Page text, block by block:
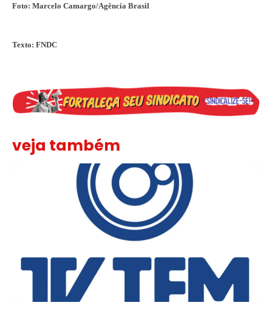
Foto: Marcelo Camargo/Agência Brasil
Texto: FNDC
veja também
Sindicato leva reivindicações à TV TEM, denunciada de cometer